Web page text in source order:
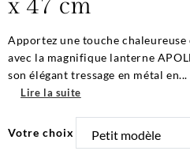
x 47 cm
Apportez une touche
avec la magnifique lanterne
son élégant tressage en métal en...
Lire la suite
Votre choix